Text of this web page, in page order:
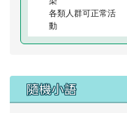
各類人群可正常活
動
隨機小語